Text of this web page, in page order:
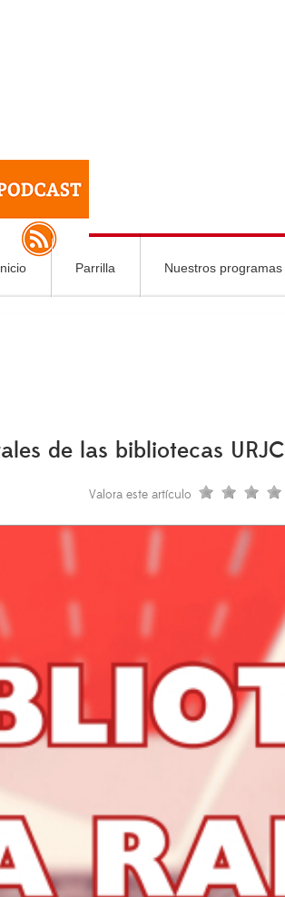
Parrilla Nuestros programas
de las bibliotecas URJC
Valora este artículo